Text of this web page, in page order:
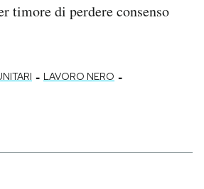
timore di perdere consenso
- LAVORO NERO -